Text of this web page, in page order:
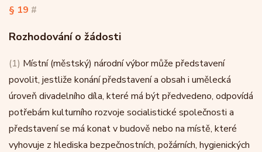
§ 19 #
Rozhodování o žádosti
(1) Místní (městský) národní výbor může představení
povolit, jestliže konání představení a obsah i umělecká
úroveň divadelního díla, které má být předvedeno, odpovídá
potřebám kulturního rozvoje socialistické společnosti a
představení se má konat v budově nebo na místě, které
vyhovuje z hlediska bezpečnostních, požárních, hygienických